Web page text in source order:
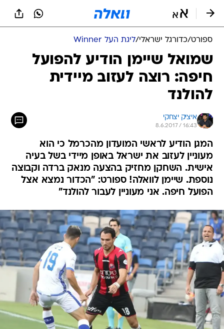
ספורט/כדורגל ישראלי/ליגת העל Winner
שמואל שיימן הודיע להפועל
חיפה: רוצה לעזוב מיידית
להולנד
איציק יצחקי
8.6.2017 / 16:43
המגן הודיע לראשי המועדון מהכרמל כי הוא
מעוניין לעזוב את ישראל באופן מיידי בשל בעיה
אישית. השחקן מחזיק בהצעה מנאק ברדה וקבוצה
נוספת. שיימן לוואלה! ספורט: "הכדור נמצא אצל
הפועל חיפה. אני מעוניין לעבור להולנד"